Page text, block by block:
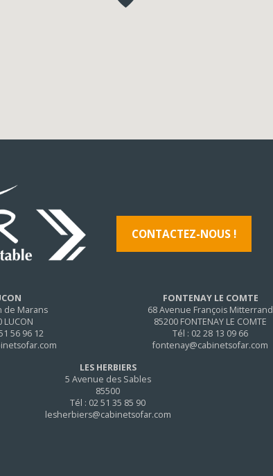
CONTACTEZ-NOUS !
de Marans
LUCON
56 96 12
FONTENAY LE COMTE
68 Avenue François Mitterrand
85200 FONTENAY LE COMTE
Tél : 02 28 13 09 66
fontenay@cabinetsofar.com
LES HERBIERS
5 Avenue des Sables
85500
Tél : 02 51 35 85 90
lesherbiers@cabinetsofar.com